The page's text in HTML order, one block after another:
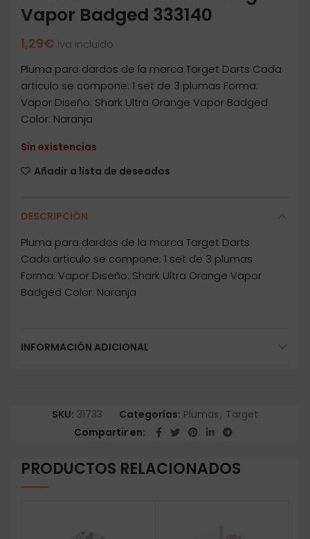
Vapor Badged 333140
1,29€ Iva incluido
Pluma para dardos de la marca Target Darts Cada
articulo se compone: 1 set de 3 plumas Forma:
Vapor Diseño: Shark Ultra Orange Vapor Badged
Color: Naranja
Sin existencias
Añadir a lista de deseados
DESCRIPCIÓN
Pluma para dardos de la marca Target Darts
Cada articulo se compone: 1 set de 3 plumas
Forma: Vapor Diseño: Shark Ultra Orange Vapor
Badged Color: Naranja
INFORMACIÓN ADICIONAL
SKU: 31733 Categorías: Plumas, Target
Compartir en
PRODUCTOS RELACIONADOS